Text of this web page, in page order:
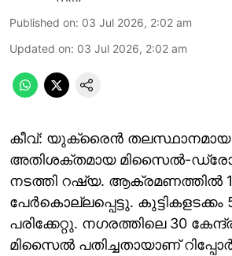
Published on: 03 Jul 2026, 2:02 am
Updated on: 03 Jul 2026, 2:02 am
കീവ്: യുക്രൈൻ തലസ്ഥാനമായ
അതിശക്തമായ മിസൈൽ-
നടത്തി റഷ്യ. ആക്രമണത്തിൽ
പേർകൊല്ലപ്പെട്ടു. കുട്ടികളടക്കം
പരിക്കേറ്റു. നഗരത്തിലെ 30
മിസൈൽ പതിച്ചതായാണ്